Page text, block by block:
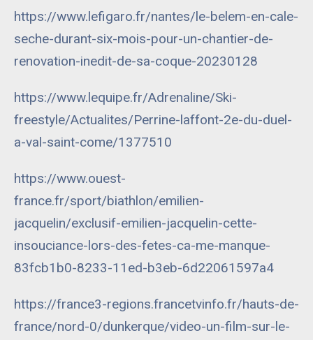
https://www.lefigaro.fr/nantes/le-belem-en-cale-
seche-durant-six-mois-pour-un-chantier-de-
renovation-inedit-de-sa-coque-20230128
https://www.lequipe.fr/Adrenaline/Ski-
freestyle/Actualites/Perrine-laffont-2e-du-duel-
a-val-saint-come/1377510
https://www.ouest-
france.fr/sport/biathlon/emilien-
jacquelin/exclusif-emilien-jacquelin-cette-
insouciance-lors-des-fetes-ca-me-manque-
83fcb1b0-8233-11ed-b3eb-6d22061597a4
https://france3-regions.francetvinfo.fr/hauts-de-
france/nord-0/dunkerque/video-un-film-sur-le-